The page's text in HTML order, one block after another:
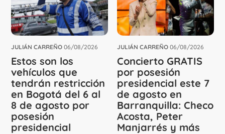
JULIÁN CARREÑO 06/08/2026
Estos son los
vehículos que
tendrán restricción
en Bogotá del 6 al
8 de agosto por
posesión
presidencial
JULIÁN CARREÑO 06/08/2026
Concierto GRATIS
por posesión
presidencial este 7
de agosto en
Barranquilla: Checo
Acosta, Peter
Manjarrés y más